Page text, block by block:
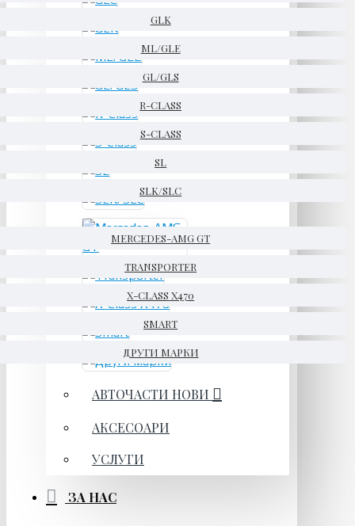
GLK
ML/GLE
GL/GLS
R-CLASS
S-CLASS
SL
SLK/SLC
MERCEDES-AMG GT
TRANSPORTER
X-CLASS X470
SMART
ДРУГИ МАРКИ
АВТОЧАСТИ НОВИ
АКСЕСОАРИ
УСЛУГИ
ЗА НАС